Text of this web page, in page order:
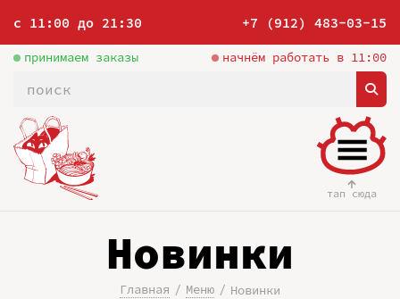
с 11:00 до 21:30 +7 (912) 483-03-15
принимаем заказы начнём работать в 11:00
тап сюда
Новинки
Главная Меню Новинки